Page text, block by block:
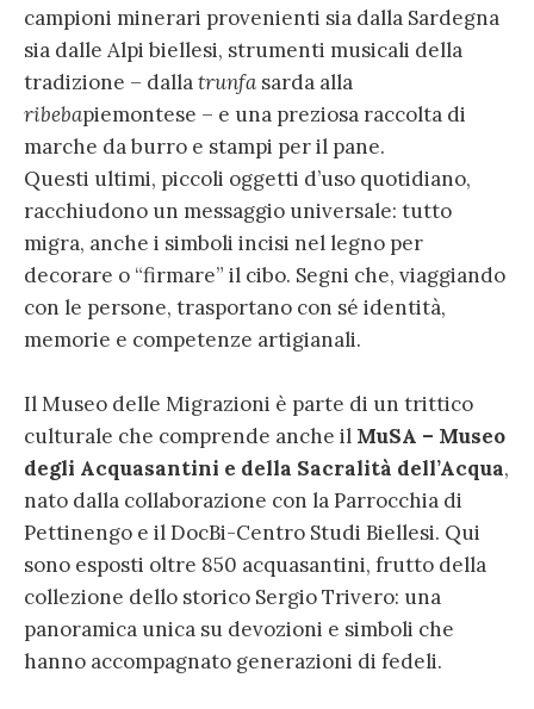
campioni minerari provenienti sia dalla Sardegna
sia dalle Alpi biellesi, strumenti musicali della
tradizione – dallatrunfa sarda alla
ribebapiemontese – e una preziosa raccolta di
marche da burro e stampi per il pane.
Questi ultimi, piccoli oggetti d’uso quotidiano,
racchiudono un messaggio universale: tutto
migra, anche i simboli incisi nel legno per
decorare o “firmare” il cibo. Segni che, viaggiando
con le persone, trasportano con sé identità,
memorie e competenze artigianali.
Il Museo delle Migrazioni è parte di un trittico
culturale che comprende anche il MuSA – Museo
degli Acquasantini e della Sacralità dell’Acqua,
nato dalla collaborazione con la Parrocchia di
Pettinengo e il DocBi-Centro Studi Biellesi. Qui
sono esposti oltre 850 acquasantini, frutto della
collezione dello storico Sergio Trivero: una
panoramica unica su devozioni e simboli che
hanno accompagnato generazioni di fedeli.